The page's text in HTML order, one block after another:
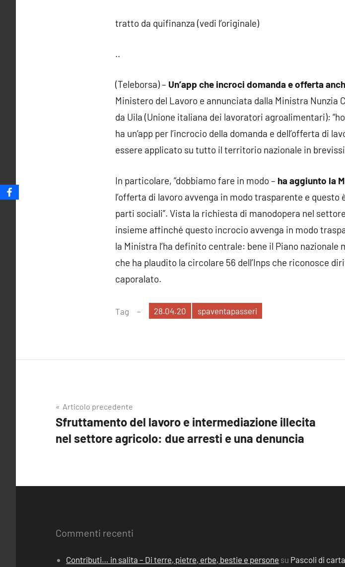
tratto da quifinanza (vedi l’originale)
..
(Teleborsa) – Un’app che incroci domanda e offerta
Ministero del Lavoro e annunciata dalla Ministra Nunzia
da Uila (Unione italiana dei lavoratori agroalimentari):
ha un’app per l’incrocio della domanda e dell’offerta di
essere applicato su tutto il territorio nazionale in
In particolare, “dobbiamo fare in modo – ha aggiunto la
l’offerta di lavoro avvenga in modo trasparente e
parti sociali”. Vista la richiesta di manodopera nel
insieme affinché questo incrocio avvenga in modo
la Ministra l’ha definito centrale: bene il Piano
che ha plaudito la circolare 56 dell’Inps che riconosce
caporalato.
Tag 28.04.20 spaventapasseri
Navigazione
articoli
Articolo precedente
Sfruttamento del lavoro e intermediazione illecita
nel settore agricolo: due arresti e una denuncia
Commenti recenti
Contributi… in salita – Di terre, pietre, erbe, bestie e persone su Pascoli di